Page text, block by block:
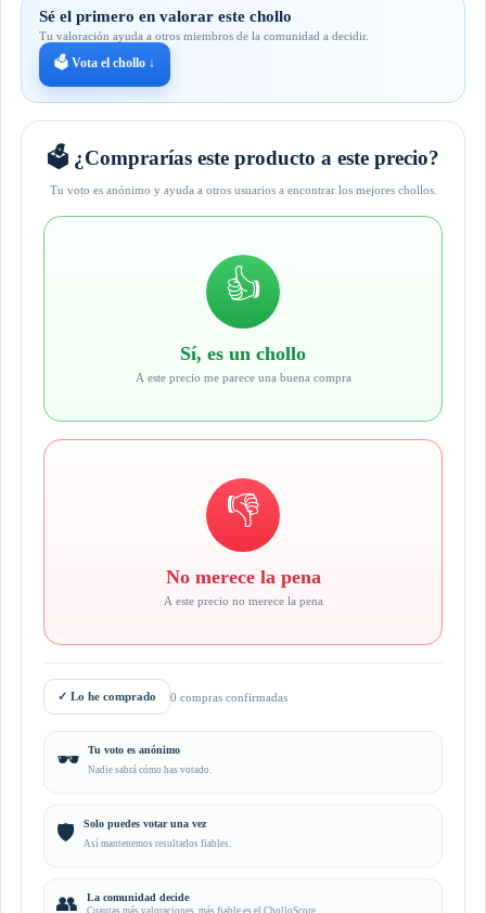
Sé el primero en valorar este chollo
Tu valoración ayuda a otros miembros de la comunidad a decidir.
🗳️ Vota el chollo ↓
🗳️ ¿Comprarías este producto a este precio?
Tu voto es anónimo y ayuda a otros usuarios a encontrar los mejores chollos.
👍
Sí, es un chollo
A este precio me parece una buena compra
👎
No merece la pena
A este precio no merece la pena
✓ Lo he comprado 0 compras confirmadas
🕶️ Tu voto es anónimo
Nadie sabrá cómo has votado.
🛡️ Solo puedes votar una vez
Así mantenemos resultados fiables.
👥 La comunidad decide